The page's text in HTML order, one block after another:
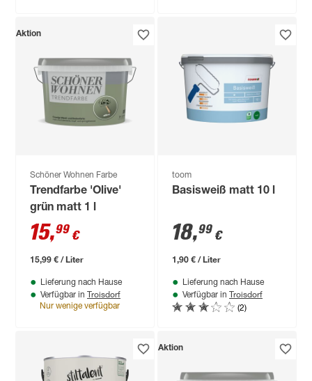
Aktion
Schöner Wohnen Farbe
Trendfarbe 'Olive'
grün matt 1 l
15,99 €
15,99 € / Liter
Lieferung nach Hause
Verfügbar in Troisdorf
Nur wenige verfügbar
toom
Basisweiß matt 10 l
18,99 €
1,90 € / Liter
Lieferung nach Hause
Verfügbar in Troisdorf
(2)
Aktion